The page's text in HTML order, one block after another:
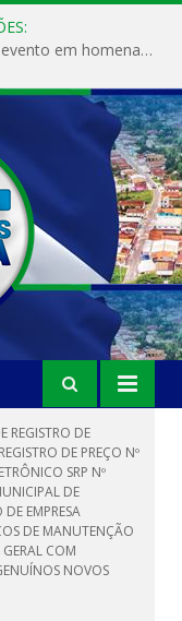
Prefeitura de Magalhães Barata realiza evento em homenagem ao Dia Internacional da Mulher
REGISTRO DE
DE PREÇO Nº
SRP Nº
DE
EMPRESA
DE MANUTENÇÃO
GERAL COM
NOVOS